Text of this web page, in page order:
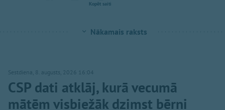
Kopēt saiti
Nākamais raksts
Sestdiena, 8. augusts, 2026 16:04
CSP dati atklāj, kurā vecumā
mātēm visbiežāk dzimst bērni